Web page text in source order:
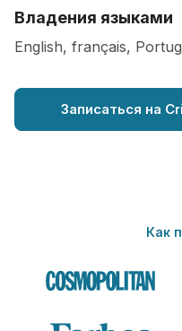
Владения языками
English, français,
Записаться на
Как